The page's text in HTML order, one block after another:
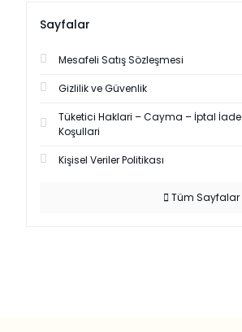
Sayfalar
Mesafeli Satış Sözleşmesi
Gizlilik ve Güvenlik
Tüketici Haklari – Cayma – İptal İade
Koşullari
Kişisel Veriler Politikası
Tüm Sayfalar